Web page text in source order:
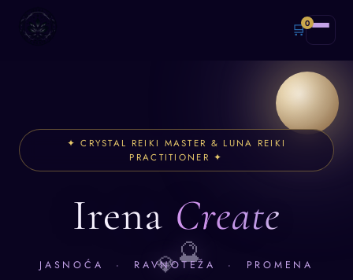
🛒0
✦ CRYSTAL REIKI MASTER & LUNA REIKI
PRACTITIONER ✦
Irena Create
JASNOĆA · RAVNOTEŽA · PROMENA
🔮
💎